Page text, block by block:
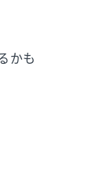
かも